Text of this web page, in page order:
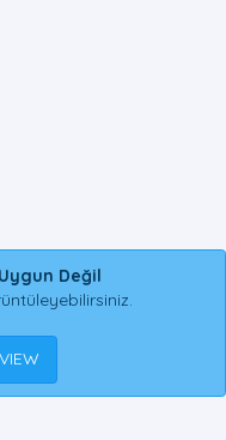
Değil